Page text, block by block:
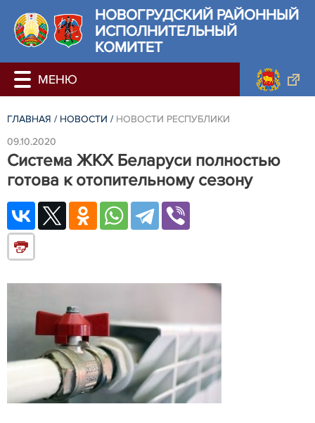
НОВОГРУДСКИЙ РАЙОННЫЙ
ИСПОЛНИТЕЛЬНЫЙ
КОМИТЕТ
ГЛАВНАЯ / НОВОСТИ / НОВОСТИ РЕСПУБЛИКИ
09.10.2020
Система ЖКХ Беларуси полностью
готова к отопительному сезону